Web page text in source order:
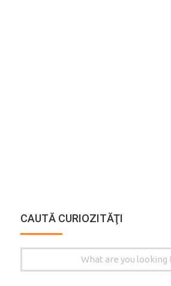
CAUTĂ CURIOZITĂŢI
for: